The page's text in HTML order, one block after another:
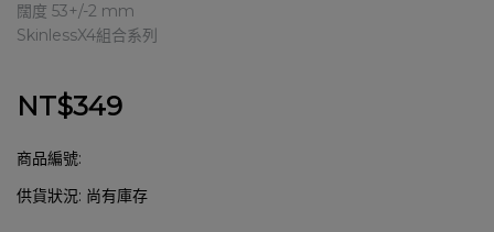
闊度 53+/-2 mm
SkinlessX4組合系列
NT$349
商品編號:
供貨狀況: 尚有庫存